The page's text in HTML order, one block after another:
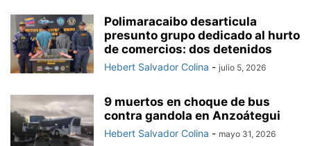
Polimaracaibo desarticula
presunto grupo dedicado al hurto
de comercios: dos detenidos
Hebert Salvador Colina - julio 5, 2026
9 muertos en choque de bus
contra gandola en Anzoátegui
Hebert Salvador Colina - mayo 31, 2026